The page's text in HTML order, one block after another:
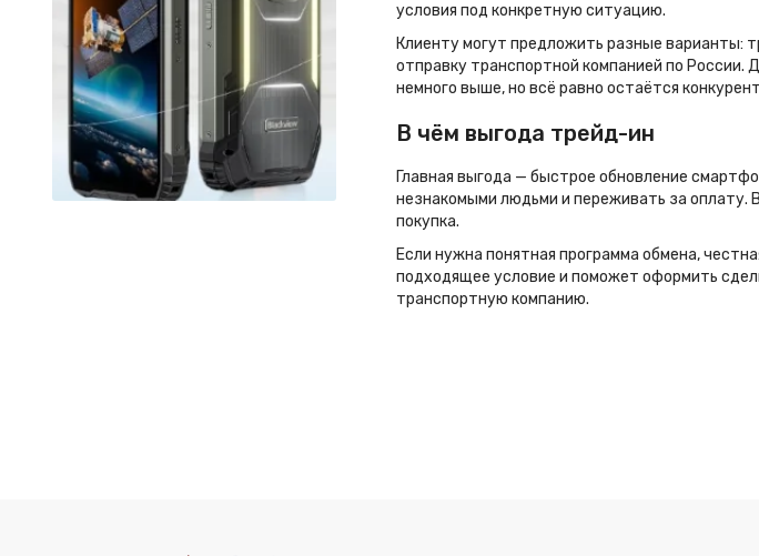
условия под конкретную ситуацию.
Клиенту могут предложить разные варианты:
отправку транспортной компанией по
немного выше, но всё равно остаётся
В чём выгода трейд-ин
Главная выгода — быстрое обновление
незнакомыми людьми и переживать за оплату.
покупка.
Если нужна понятная программа обмена,
подходящее условие и поможет оформить
транспортную компанию.